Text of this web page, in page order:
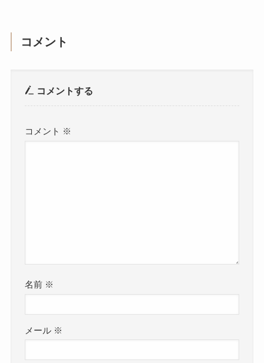
コメント
コメントする
コメント ※
名前 ※
メール ※